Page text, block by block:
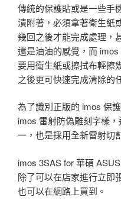
傳統的保護貼或是一些手
漬附著，必須拿著衛生紙
幾回之後才能完成處理，
還是油油的感覺，而
要用衛生紙或擦拭布輕
之後更可快速完成清除的
為了識別正版的 imos 保
imos 雷射防偽雕刻字樣
一，也是採用全新雷射切
imos 3SAS for 華碩
除了可以在店家進行立即
也可以在網路上買到。